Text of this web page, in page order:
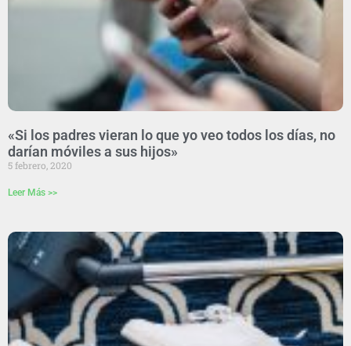
«Si los padres vieran lo que yo veo todos los días, no
darían móviles a sus hijos»
5 febrero, 2020
Leer Más >>